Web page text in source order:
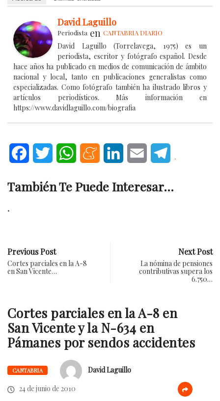
David Laguillo
Periodista en CANTABRIA DIARIO
David Laguillo (Torrelavega, 1975) es un
periodista, escritor y fotógrafo español. Desde
hace años ha publicado en medios de comunicación de ámbito
nacional y local, tanto en publicaciones generalistas como
especializadas. Como fotógrafo también ha ilustrado libros y
artículos periodísticos. Más información en
https://www.davidlaguillo.com/biografia
FacebookTwitter WhatsAppMeneameLinkedInEmail .
También Te Puede Interesar...
.
Previous Post
Cortes parciales en la A-8
en San Vicente…
Next Post
La nómina de pensiones
contributivas supera los
6.750…
Cortes parciales en la A-8 en
San Vicente y la N-634 en
Pámanes por sendos accidentes
CANTABRIA
David Laguillo
24 de junio de 2010